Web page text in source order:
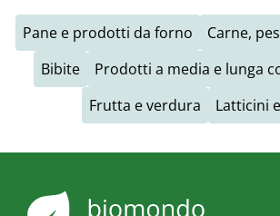
Pane e prodotti da forno
Carne,
Bibite
Prodotti a media e lunga
Frutta e verdura
Latticini